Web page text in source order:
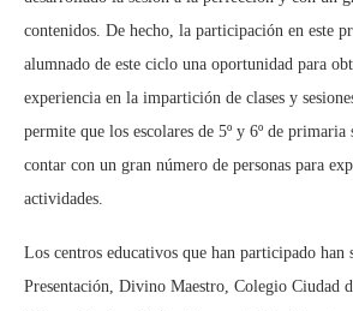
contenidos. De hecho, la participación en este
alumnado de este ciclo una oportunidad para
experiencia en la impartición de clases y
permite que los escolares de 5º y 6º de
contar con un gran número de personas para
actividades.
Los centros educativos que han participado han
Presentación, Divino Maestro, Colegio Ciudad